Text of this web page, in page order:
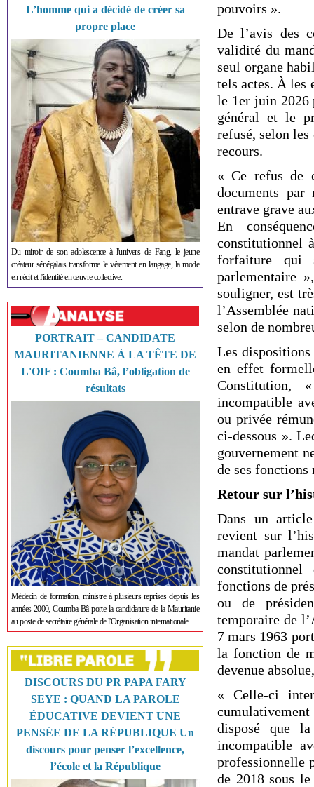
L’homme qui a décidé de créer sa
propre place
Du miroir de son adolescence à l'univers de Fang, le jeune
créateur sénégalais transforme le vêtement en langage, la mode
en récit et l'identité en œuvre collective.
PORTRAIT – CANDIDATE
MAURITANIENNE À LA TÊTE DE
L'OIF : Coumba Bâ, l’obligation de
résultats
Médecin de formation, ministre à plusieurs reprises depuis les
années 2000, Coumba Bâ porte la candidature de la Mauritanie
au poste de secrétaire générale de l'Organisation internationale
DISCOURS DU PR PAPA FARY
SEYE : QUAND LA PAROLE
ÉDUCATIVE DEVIENT UNE
PENSÉE DE LA RÉPUBLIQUE Un
discours pour penser l’excellence,
l’école et la République
pouvoirs ».
De l’avis des
validité du
seul organe
tels actes. À les
le 1er juin 2026
général et le
refusé, selon
recours.
« Ce refus de
documents
entrave grave
En
constitutionnel
forfaiture qui
parlementaire
souligner, est
l’Assemblée
selon de
Les
en effet
Constitution,
incompatible
ou privée
ci-dessous ».
gouvernement
de ses
Retour sur
Dans un
revient sur
mandat
fonctions de
ou de
temporaire de
7 mars 1963
la fonction de
devenue
« Celle-ci
disposé que
incompatible
professionnelle
de 2018 sous